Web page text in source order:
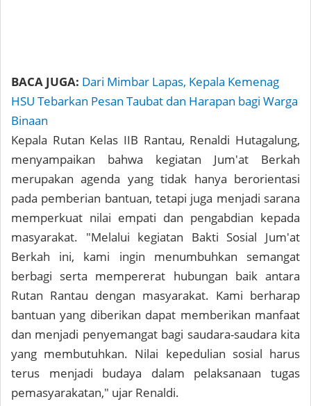
BACA JUGA: Dari Mimbar Lapas, Kepala Kemenag
HSU Tebarkan Pesan Taubat dan Harapan bagi Warga
Binaan
Kepala Rutan Kelas IIB Rantau, Renaldi Hutagalung,
menyampaikan bahwa kegiatan Jum'at Berkah
merupakan agenda yang tidak hanya berorientasi
pada pemberian bantuan, tetapi juga menjadi sarana
memperkuat nilai empati dan pengabdian kepada
masyarakat. "Melalui kegiatan Bakti Sosial Jum'at
Berkah ini, kami ingin menumbuhkan semangat
berbagi serta mempererat hubungan baik antara
Rutan Rantau dengan masyarakat. Kami berharap
bantuan yang diberikan dapat memberikan manfaat
dan menjadi penyemangat bagi saudara-saudara kita
yang membutuhkan. Nilai kepedulian sosial harus
terus menjadi budaya dalam pelaksanaan tugas
pemasyarakatan," ujar Renaldi.